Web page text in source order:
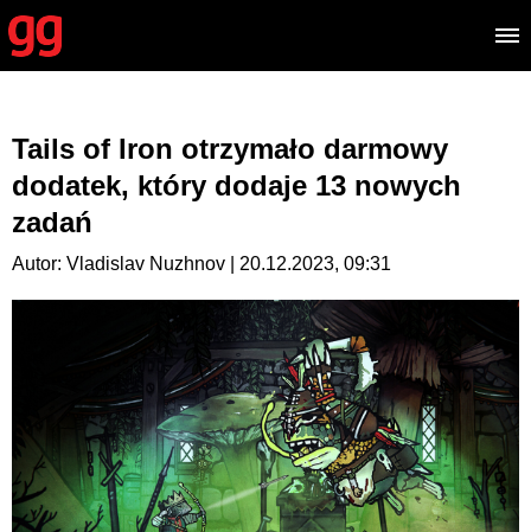
Tails of Iron otrzymało darmowy
dodatek, który dodaje 13 nowych
zadań
Autor: Vladislav Nuzhnov | 20.12.2023, 09:31